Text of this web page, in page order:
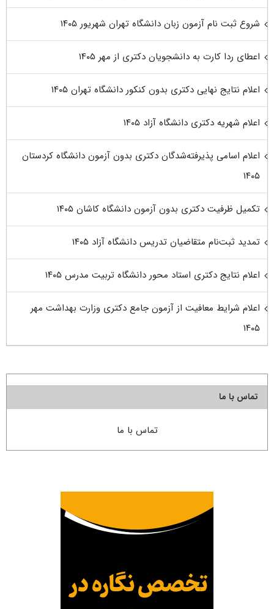
شروع ثبت نام آزمون زبان دانشگاه تهران شهریور ۱۴۰۵
اعطای ردا کارت به دانشجویان دکتری از مهر ۱۴۰۵
اعلام نتایج نهایی دکتری بدون کنکور دانشگاه تهران ۱۴۰۵
اعلام شهریه دکتری دانشگاه آزاد ۱۴۰۵
اعلام اسامی پذیرفته‌شدگان دکتری بدون آزمون دانشگاه کردستان
۱۴۰۵
تکمیل ظرفیت دکتری بدون آزمون دانشگاه کاشان ۱۴۰۵
تمدید ثبت‌نام متقاضیان تدریس دانشگاه آزاد ۱۴۰۵
اعلام نتایج دکتری استاد محور دانشگاه تربیت مدرس ۱۴۰۵
اعلام شرایط معافیت از آزمون جامع دکتری وزارت بهداشت مهر
۱۴۰۵
تماس با ما
تماس با ما